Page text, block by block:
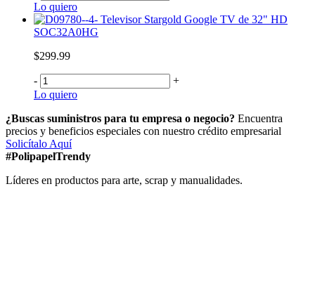
Lo quiero
Televisor Stargold Google TV de 32" HD
SOC32A0HG
$299.99
-
+
Lo quiero
¿Buscas suministros para tu empresa o negocio? Encuentra
precios y beneficios especiales con nuestro crédito empresarial
Solicítalo Aquí
#PolipapelTrendy
Líderes en productos para arte, scrap y manualidades.